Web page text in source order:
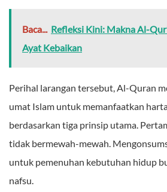
Baca... Refleksi Kini: Makna Al-
Ayat Kebaikan
Perihal larangan tersebut, Al-Quran
umat Islam untuk memanfaatkan
berdasarkan tiga prinsip utama.
tidak bermewah-mewah.
untuk pemenuhan kebutuhan hidup
nafsu.